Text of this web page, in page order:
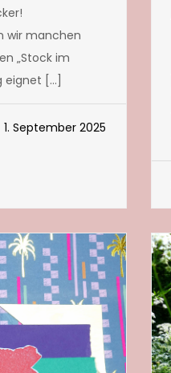
wir manchen
„Stock im
eignet […]
1. September 2025